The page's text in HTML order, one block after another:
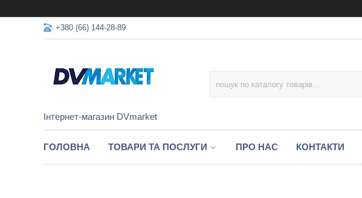
+380 (66) 144-28-89
Інтернет-магазин DVmarket
ГОЛОВНА ТОВАРИ ТА ПОСЛУГИ ПРО НАС КОНТАКТИ